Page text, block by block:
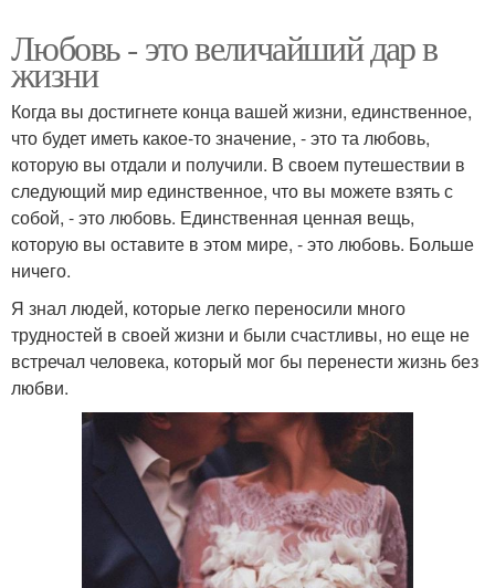
Любовь - это величайший дар в
жизни
Когда вы достигнете конца вашей жизни, единственное,
что будет иметь какое-то значение, - это та любовь,
которую вы отдали и получили. В своем путешествии в
следующий мир единственное, что вы можете взять с
собой, - это любовь. Единственная ценная вещь,
которую вы оставите в этом мире, - это любовь. Больше
ничего.
Я знал людей, которые легко переносили много
трудностей в своей жизни и были счастливы, но еще не
встречал человека, который мог бы перенести жизнь без
любви.